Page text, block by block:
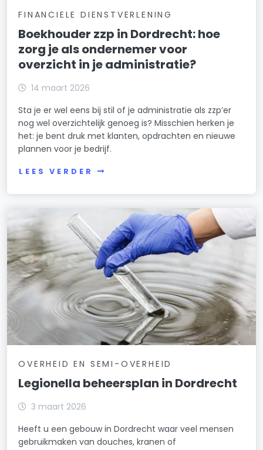
FINANCIELE DIENSTVERLENING
Boekhouder zzp in Dordrecht: hoe
zorg je als ondernemer voor
overzicht in je administratie?
14 maart 2026
Sta je er wel eens bij stil of je administratie als zzp’er
nog wel overzichtelijk genoeg is? Misschien herken je
het: je bent druk met klanten, opdrachten en nieuwe
plannen voor je bedrijf.
LEES VERDER
OVERHEID EN SEMI-OVERHEID
Legionella beheersplan in Dordrecht
3 maart 2026
Heeft u een gebouw in Dordrecht waar veel mensen
gebruikmaken van douches, kranen of